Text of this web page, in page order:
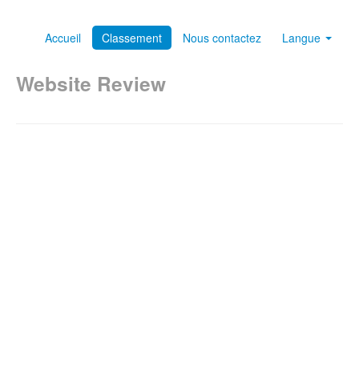
Accueil Classement Nous contactez Langue
Website Review